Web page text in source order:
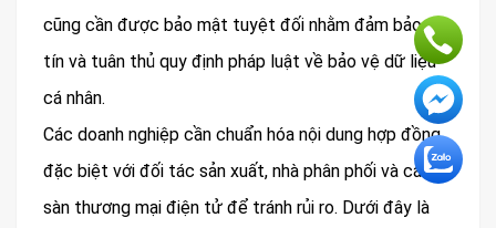
cũng cần được bảo mật tuyệt đối nhằm đảm bảo uy
tín và tuân thủ quy định pháp luật về bảo vệ dữ liệu
cá nhân.
Các doanh nghiệp cần chuẩn hóa nội dung hợp đồng,
đặc biệt với đối tác sản xuất, nhà phân phối và các
sàn thương mại điện tử để tránh rủi ro. Dưới đây là